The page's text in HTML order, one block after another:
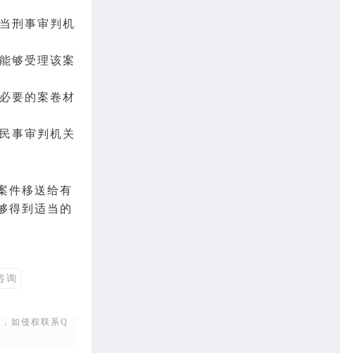
刑事审判机
够受理该案
要的案卷材
事审判机关
件移送给有
得到适当的
询
如侵权联系Q